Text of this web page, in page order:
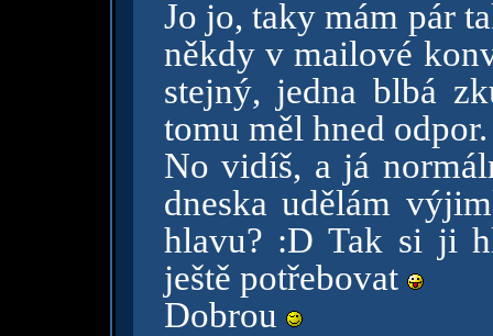
Jo jo, taky mám pár
někdy v mailové
stejný, jedna blbá
tomu měl hned odpor.
No vidíš, a já
dneska udělám
hlavu? :D Tak si ji
ještě potřebovat
Dobrou